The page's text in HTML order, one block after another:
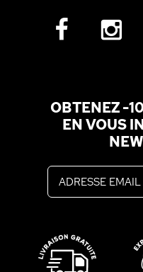
OBTENEZ -
EN VOUS